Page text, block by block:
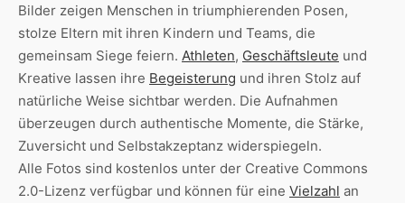
Bilder zeigen Menschen in triumphierenden Posen,
stolze Eltern mit ihren Kindern und Teams, die
gemeinsam Siege feiern. Athleten, Geschäftsleute und
Kreative lassen ihre Begeisterung und ihren Stolz auf
natürliche Weise sichtbar werden. Die Aufnahmen
überzeugen durch authentische Momente, die Stärke,
Zuversicht und Selbstakzeptanz widerspiegeln.
Alle Fotos sind kostenlos unter der Creative Commons
2.0-Lizenz verfügbar und können für eine Vielzahl an